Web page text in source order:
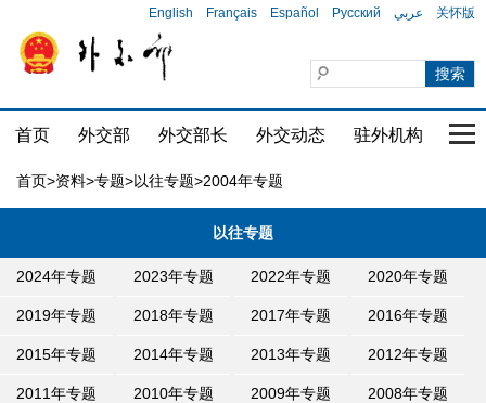
English Français Español Русский عربي 关怀版
首页 外交部 外交部长 外交动态 驻外机构 国
首页>资料>专题>以往专题>2004年专题
以往专题
2024年专题 2023年专题 2022年专题 2020年专题
2019年专题 2018年专题 2017年专题 2016年专题
2015年专题 2014年专题 2013年专题 2012年专题
2011年专题 2010年专题 2009年专题 2008年专题